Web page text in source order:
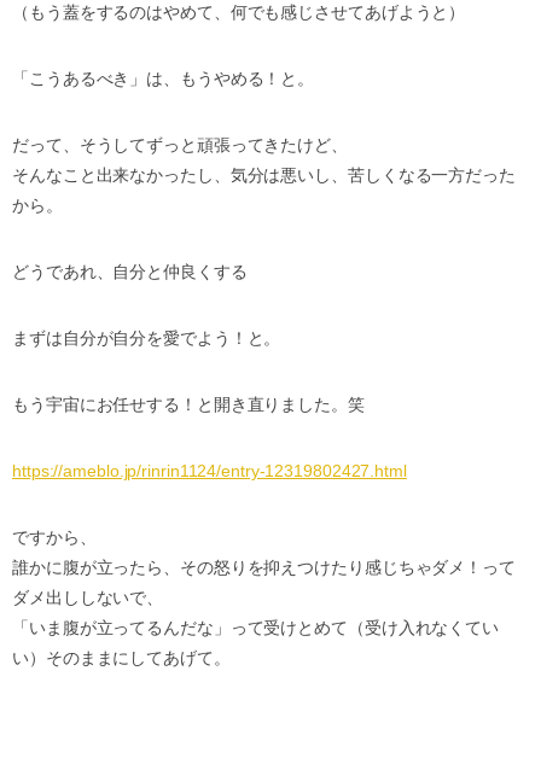
（もう蓋をするのはやめて、何でも感じさせてあげようと）
「こうあるべき」は、もうやめる！と。
だって、そうしてずっと頑張ってきたけど、
そんなこと出来なかったし、気分は悪いし、苦しくなる一方だった
から。
どうであれ、自分と仲良くする
まずは自分が自分を愛でよう！と。
もう宇宙にお任せする！と開き直りました。笑
https://ameblo.jp/rinrin1124/entry-12319802427.html
ですから、
誰かに腹が立ったら、その怒りを抑えつけたり感じちゃダメ！って
ダメ出ししないで、
「いま腹が立ってるんだな」って受けとめて（受け入れなくてい
い）そのままにしてあげて。